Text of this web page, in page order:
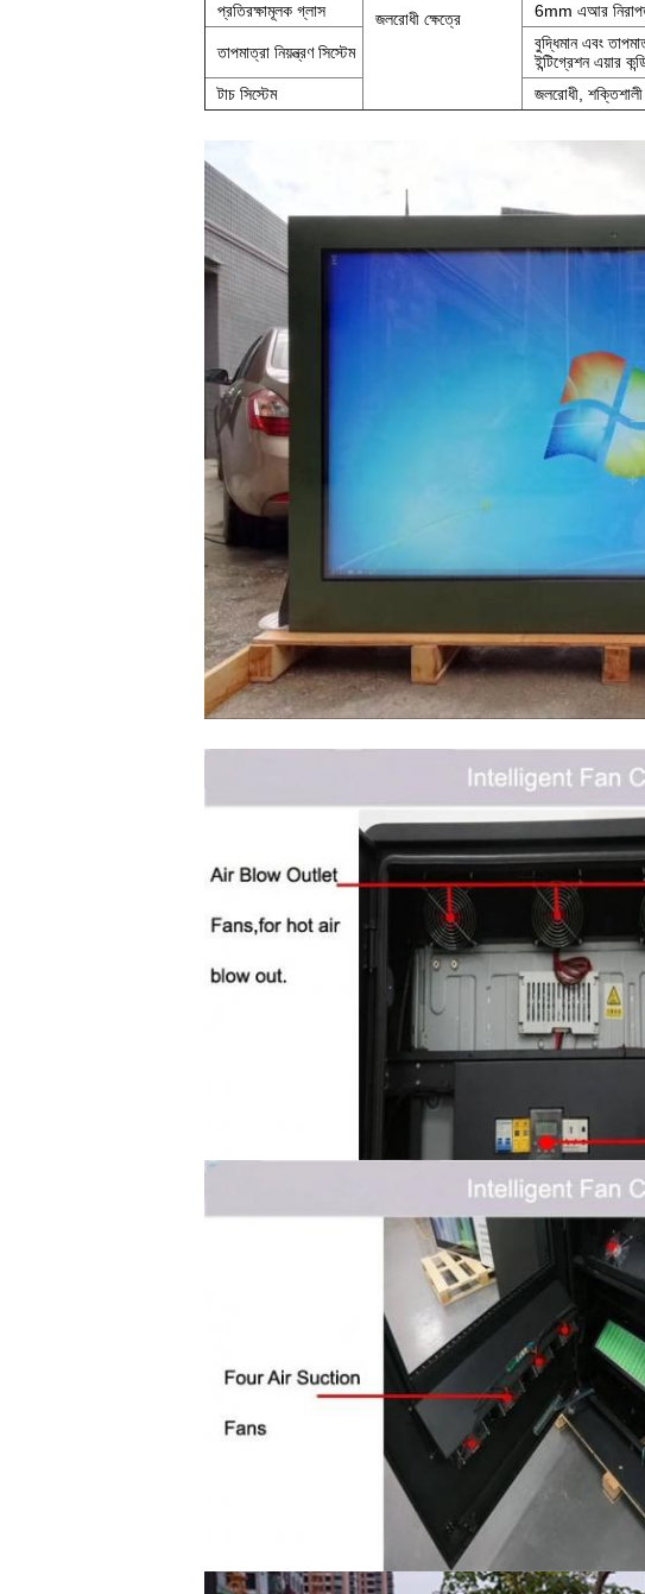
জলরোধী ক্ষেত্রে
প্রতিরক্ষামূলক গ্লাস 6mm এআর
তাপমাত্রা নিয়ন্ত্রণ সিস্টেম
বুদ্ধিমান এবং
ইন্টিগ্রেশন এয়ার
টাচ সিস্টেম
জলরোধী,